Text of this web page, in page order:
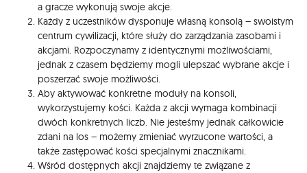
a gracze wykonują swoje akcje.
Każdy z uczestników dysponuje własną konsolą – swoistym
centrum cywilizacji, które służy do zarządzania zasobami i
akcjami. Rozpoczynamy z identycznymi możliwościami,
jednak z czasem będziemy mogli ulepszać wybrane akcje i
poszerzać swoje możliwości.
Aby aktywować konkretne moduły na konsoli,
wykorzystujemy kości. Każda z akcji wymaga kombinacji
dwóch konkretnych liczb. Nie jesteśmy jednak całkowicie
zdani na los – możemy zmieniać wyrzucone wartości, a
także zastępować kości specjalnymi znacznikami.
Wśród dostępnych akcji znajdziemy te związane z